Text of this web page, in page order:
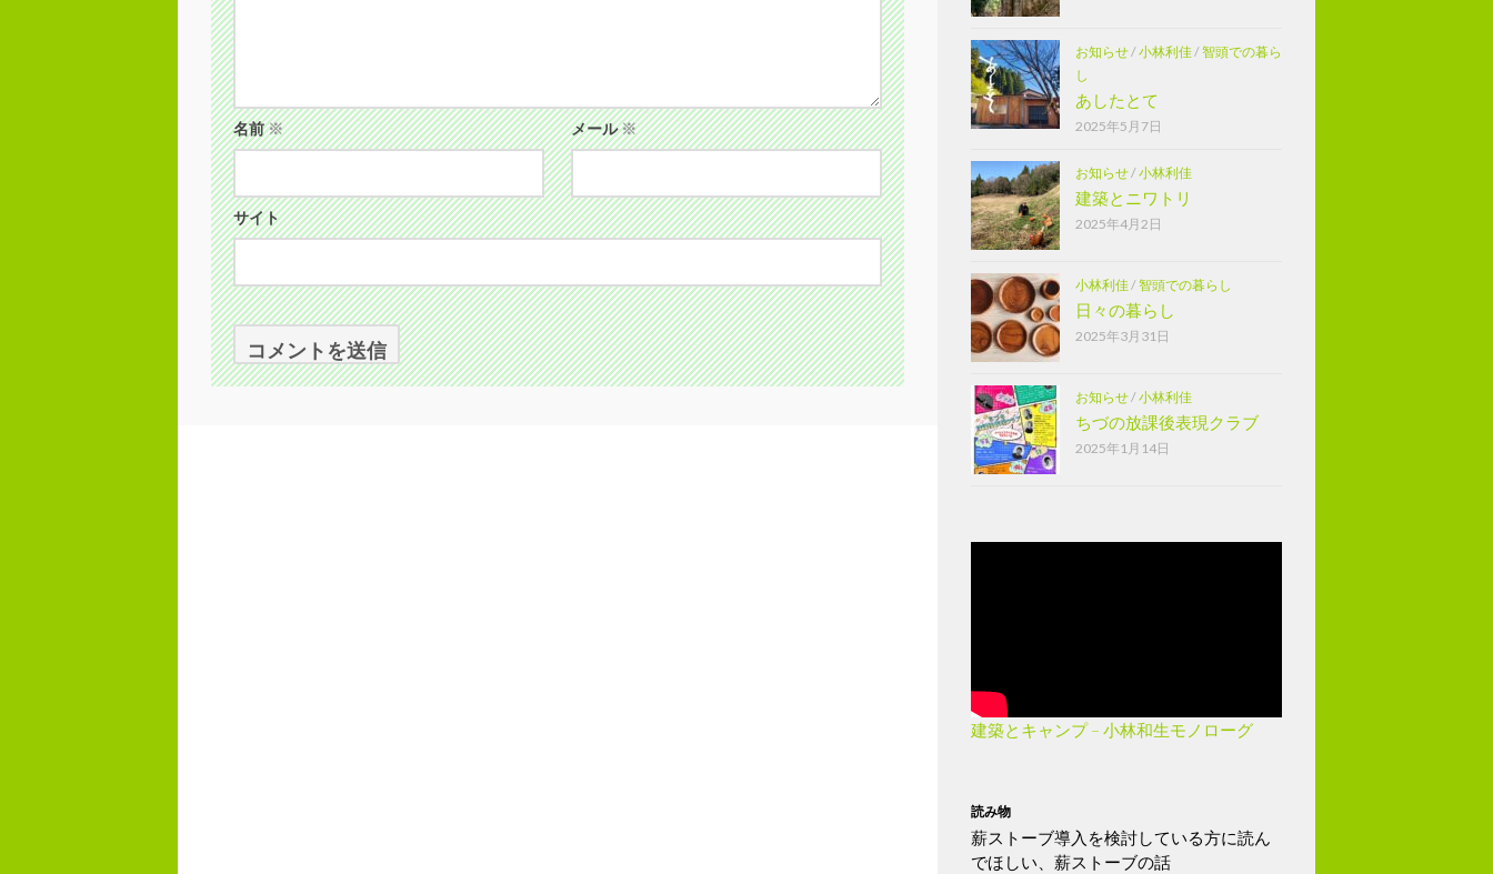
名前※ メール※
サイト
お知らせ/小林利佳/智頭での暮ら
し
あしたとて
2025年5月7日
お知らせ/小林利佳
建築とニワトリ
2025年4月2日
小林利佳/智頭での暮らし
日々の暮らし
2025年3月31日
お知らせ/小林利佳
ちづの放課後表現クラブ
2025年1月14日
建築とキャンプ – 小林和生モノローグ
読み物
薪ストーブ導入を検討している方に読ん
でほしい、薪ストーブの話